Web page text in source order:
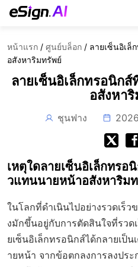
หน้าแรก / ศูนย์บล็อก / ลายเซ็นอิเล็
อสังหาริมทรัพย์
ลายเซ็นอิเล็กทรอนิก
อสังหา
ชุนฟาง
เหตุใดลายเซ็นอิเล็กทร
วแทนนายหน้าอสังหาริม
ในโลกที่ดำเนินไปอย่างรวดเร็
งมักขึ้นอยู่กับการตัดสินใจที่รวด
ยเซ็นอิเล็กทรอนิกส์ได้กลายเป็
ายหน้า จากข้อตกลงการลงปร